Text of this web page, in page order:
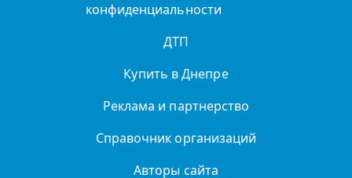
конфиденциальности
ДТП
Купить в Днепре
Реклама и партнерство
Справочник организаций
Авторы сайта